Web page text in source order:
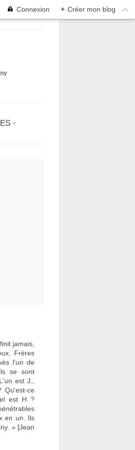
Connexion + Créer mon blog
jamais,
Frères
l'un de
se sont
est J.,
Qu'est-ce
est H ?
en un. Ils
» [Jean